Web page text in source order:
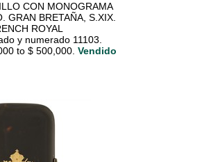
CON MONOGRAMA
GRAN BRETAÑA, S.XIX.
ROYAL
y numerado 11103.
to $ 500,000. Vendido